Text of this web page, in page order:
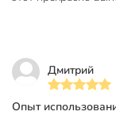
Дмитрий
Опыт